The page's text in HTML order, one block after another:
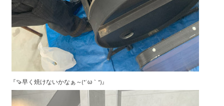
『🍠早く焼けないかなぁ～(*´ω｀*)』